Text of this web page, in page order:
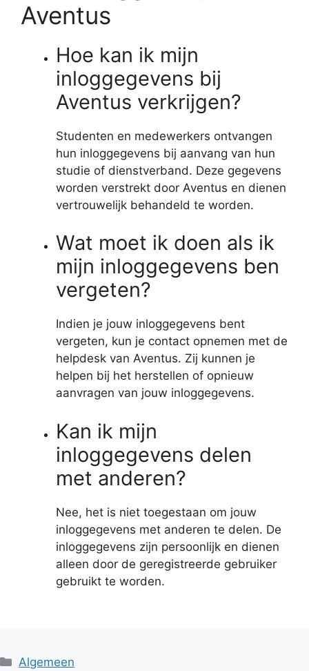
Aventus
Hoe kan ik mijn
inloggegevens bij
Aventus verkrijgen?
Studenten en medewerkers ontvangen
hun inloggegevens bij aanvang van hun
studie of dienstverband. Deze gegevens
worden verstrekt door Aventus en dienen
vertrouwelijk behandeld te worden.
Wat moet ik doen als ik
mijn inloggegevens ben
vergeten?
Indien je jouw inloggegevens bent
vergeten, kun je contact opnemen met de
helpdesk van Aventus. Zij kunnen je
helpen bij het herstellen of opnieuw
aanvragen van jouw inloggegevens.
Kan ik mijn
inloggegevens delen
met anderen?
Nee, het is niet toegestaan om jouw
inloggegevens met anderen te delen. De
inloggegevens zijn persoonlijk en dienen
alleen door de geregistreerde gebruiker
gebruikt te worden.
Categorieën
Algemeen